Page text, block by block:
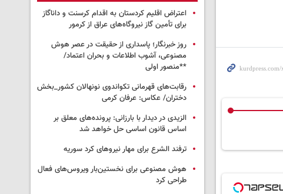
اعتراض اقلیم کردستان به اقدام کرسنت و داناگاز
برای تأمین گاز نیروگاه‌های عراق از کرمور
روز خبرنگار؛ پاسداری از حقیقت در عصر هوش
مصنوعی، آشوب اطلاعات و بحران اعتماد/
**منصور اولی
رقابت‌های قهرمانی تکواندوی نونهالان کشور_بخش
دختران/ عکاس: عرفان کرمی
الزیدی در دیدار با بارزانی: پرونده‌های معلق بر
اساس قانون اساسی حل خواهد شد
ترفند الشرع برای مهار نیروهای کرد سوریه
هوش مصنوعی برای نخستین‌بار ویروس‌های فعال
طراحی کرد